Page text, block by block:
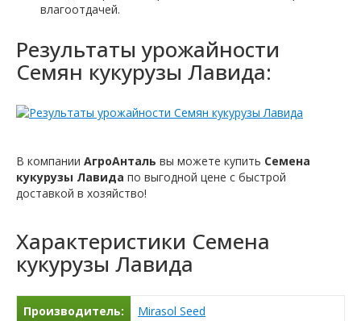
влагоотдачей.
Результаты урожайности
Семян кукурузы Лавида:
В компании АгроАнталь вы можете купить Семена
кукурузы Лавида по выгодной цене с быстрой
доставкой в хозяйство!
Характеристики Семена
кукурузы Лавида
Производитель: Mirasol Seed